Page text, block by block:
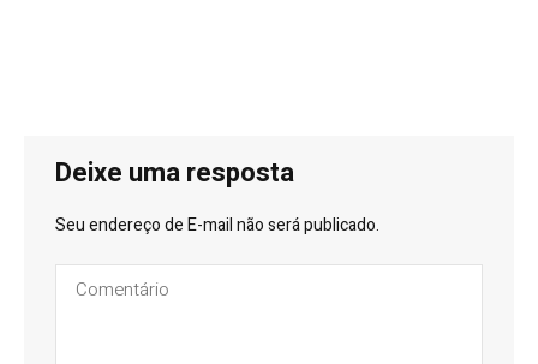
Deixe uma resposta
Seu endereço de E-mail não será publicado.